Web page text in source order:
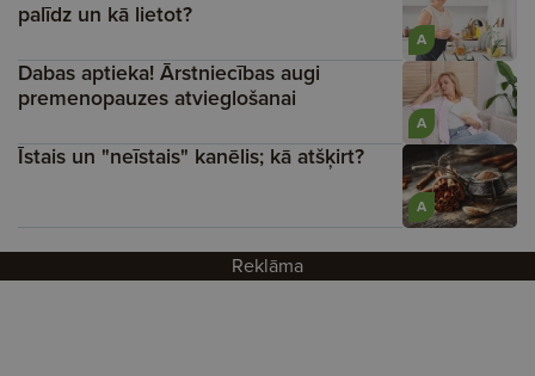
A
palīdz un kā lietot?
A
Dabas aptieka! Ārstniecības augi
premenopauzes atvieglošanai
A
Īstais un "neīstais" kanēlis; kā atšķirt?
Reklāma